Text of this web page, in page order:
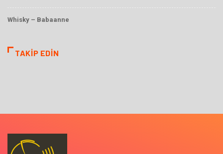
Whisky – Babaanne
TAKIP EDIN